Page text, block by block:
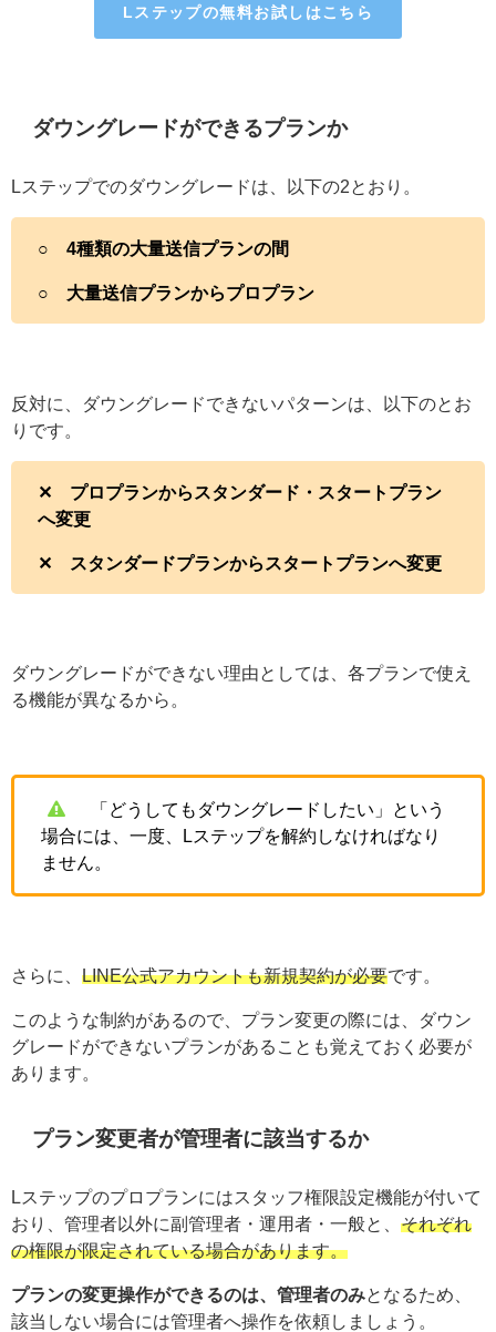
Lステップの無料お試しはこちら
ダウングレードができるプランか
Lステップでのダウングレードは、以下の2とおり。
○ 4種類の大量送信プランの間
○ 大量送信プランからプロプラン
反対に、ダウングレードできないパターンは、以下のとお
りです。
✕ プロプランからスタンダード・スタートプラン
へ変更
✕ スタンダードプランからスタートプランへ変更
ダウングレードができない理由としては、各プランで使え
る機能が異なるから。
「どうしてもダウングレードしたい」という
場合には、一度、Lステップを解約しなければなり
ません。
さらに、 LINE公式アカウントも新規契約が必要です。
このような制約があるので、プラン変更の際には、ダウン
グレードができないプランがあることも覚えておく必要が
あります。
プラン変更者が管理者に該当するか
Lステップのプロプランにはスタッフ権限設定機能が付いて
おり、管理者以外に副管理者・運用者・一般と、 それぞれ
の権限が限定されている場合があります。
プランの変更操作ができるのは、管理者のみとなるため、
該当しない場合には管理者へ操作を依頼しましょう。